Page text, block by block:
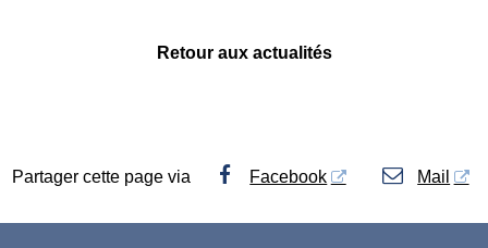
Retour aux actualités
Partager cette page via Facebook Mail